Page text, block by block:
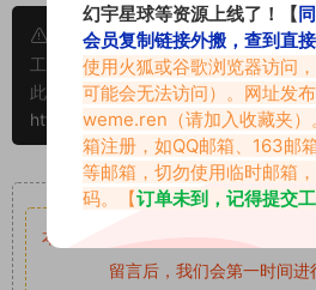
申明：本文资源均来源网友分享，
工单处理。
此外本文章皆属于原创文章，转载请注
https://www.vmiba.com/2259.html
重要声明
本站资源均来自网络分享，如有侵犯
留言后，我们会第一时间进
幻宇星球等资源上线了！【
会员复制链接外搬，查到直接
使用火狐或谷歌浏览器访问
可能会无法访问）。网址发布
weme.ren （请加入收藏夹
箱注册，如QQ邮箱、163邮
等邮箱，切勿使用临时邮箱
码。【订单未到，记得提交